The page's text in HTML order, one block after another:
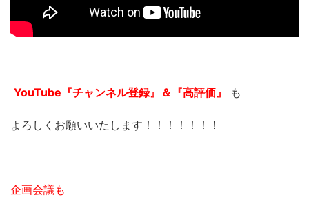
YouTube『チャンネル登録』＆『高評価』 も
よろしくお願いいたします！！！！！！！
企画会議も